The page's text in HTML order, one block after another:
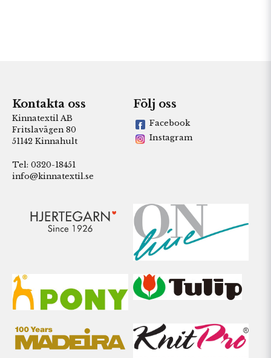
Kontakta oss
Kinnatextil AB
Fritslavägen 80
51142 Kinnahult
Tel: 0320-18451
info@kinnatextil.se
Följ oss
Facebook
Instagram